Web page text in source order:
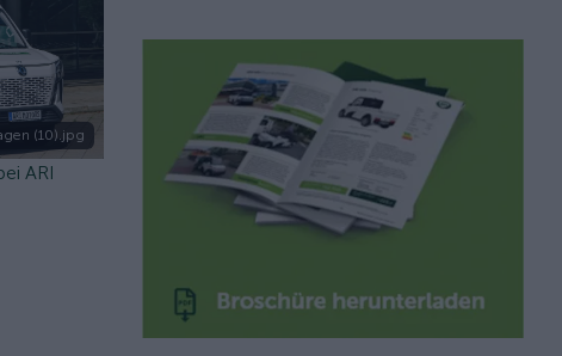
(10).jpg
ARI